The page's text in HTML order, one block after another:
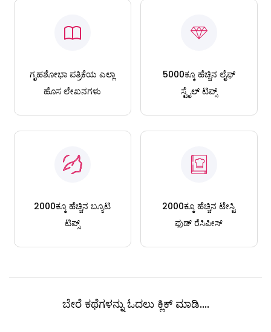
ಗೃಹಶೋಭಾ ಪತ್ರಿಕೆಯ ಎಲ್ಲಾ
ಹೊಸ ಲೇಖನಗಳು
5000ಕ್ಕೂ ಹೆಚ್ಚಿನ ಲೈಫ್
ಸ್ಟೈಲ್ ಟಿಪ್ಸ್
2000ಕ್ಕೂ ಹೆಚ್ಚಿನ ಬ್ಯೂಟಿ
ಟಿಪ್ಸ್
2000ಕ್ಕೂ ಹೆಚ್ಚಿನ ಟೇಸ್ಟಿ
ಫುಡ್ ರೆಸಿಪೀಸ್
ಬೇರೆ ಕಥೆಗಳನ್ನು ಓದಲು ಕ್ಲಿಕ್ ಮಾಡಿ....